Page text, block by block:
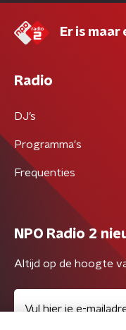
Er is maar
Radio
DJ’s
Programma's
Frequenties
NPO Radio 2
Altijd op de hoogte